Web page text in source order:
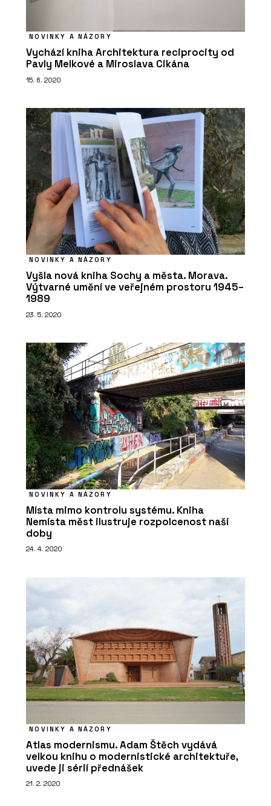
PRODUKTY
Zelená atria Jungle House - Jungle
PRODUKTY
Zelené stěny a sloupy - Jungle
Interiors
SLUŽBY
Pronájem rostlin s péčí - Jungle
Interiors
Interiors
NOVINKY A NÁZORY
Vychází kniha Architektura reciprocity od
Pavly Melkové a Miroslava Cikána
15. 6. 2020
NOVINKY A NÁZORY
Vyšla nová kniha Sochy a města. Morava.
Výtvarné umění ve veřejném prostoru 1945–
1989
23. 5. 2020
NOVINKY A NÁZORY
Místa mimo kontrolu systému. Kniha
Nemísta měst ilustruje rozpolcenost naší
doby
24. 4. 2020
NOVINKY A NÁZORY
Atlas modernismu. Adam Štěch vydává
velkou knihu o modernistické architektuře,
uvede ji sérií přednášek
21. 2. 2020